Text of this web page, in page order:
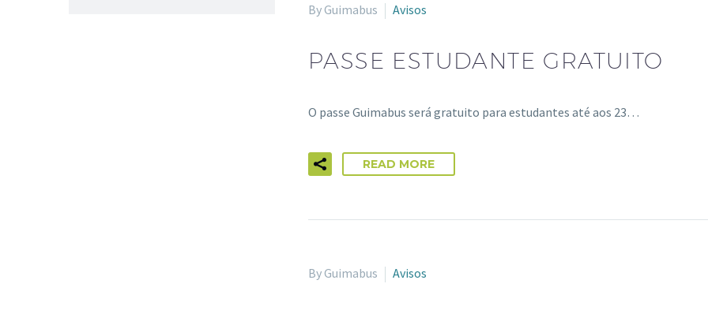
By Guimabus Avisos
PASSE ESTUDANTE GRATUITO
O passe Guimabus será gratuito para estudantes até aos 23…
READ MORE
By Guimabus Avisos